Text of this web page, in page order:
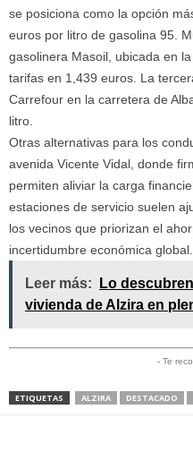
se posiciona como la opción
euros por litro de gasolina 95.
gasolinera Masoil, ubicada en
tarifas en 1,439 euros. La
Carrefour en la carretera de
litro.
Otras alternativas para los
avenida Vicente Vidal, donde
permiten aliviar la carga
estaciones de servicio suelen
los vecinos que priorizan el
incertidumbre económica global.
Leer más:
Lo
vivienda de Alzira en
- Te
ETIQUETAS ALZIRA DESTACADO